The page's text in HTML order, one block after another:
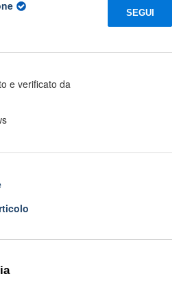
SEGUI
e verificato da